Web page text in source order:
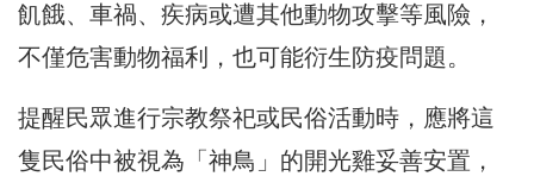
飢餓、車禍、疾病或遭其他動物攻擊等風險，
不僅危害動物福利，也可能衍生防疫問題。
提醒民眾進行宗教祭祀或民俗活動時，應將這
隻民俗中被視為「神鳥」的開光雞妥善安置，